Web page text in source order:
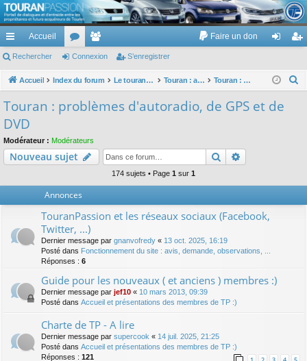
TouranPassion
Le forum des propriétaires ou futurs acquéreurs du Volkswagen Touran
cc
ès
pi
de
Accueil
or
u
e
m
Faire un don
ne nr
Rechercher Connexion S’enregistrer
Accueil Index du forum Le touran dans ses versions I (V1 V2 V3) et II ... Touran : autoradios et GPS Touran : problèmes d'autoradio, de GPS et de DVD
h
Touran : problèmes d'autoradio, de GPS et de
DVD
Modérateur : Modérateurs
Nouveau sujet Rechercher
174 sujets • Page 1 sur 1
Annonces
TouranPassion et les réseaux sociaux (Facebook,
Twitter, ...)
Dernier message par gnanvofredy « 13 oct. 2025, 16:19
Posté dans Fonctionnement du site : avis, demande, observations, ...
Réponses : 6
Guide pour les nouveaux ( et anciens ) membres :)
Dernier message par jef10 « 10 mars 2013, 09:39
Posté dans Accueil et présentations des membres de TP :)
Charte de TP - A lire
Dernier message par supercook « 14 juil. 2025, 21:25
Posté dans Accueil et présentations des membres de TP :)
Réponses : 121